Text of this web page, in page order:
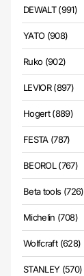
DEWALT (991)
YATO (908)
Ruko (902)
LEVIOR (897)
Hogert (889)
FESTA (787)
BEOROL (767)
Beta tools (726)
Michelin (708)
Wolfcraft (628)
STANLEY (570)